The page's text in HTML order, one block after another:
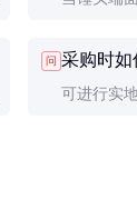
裂伤人。
问 采购时如
可进行实